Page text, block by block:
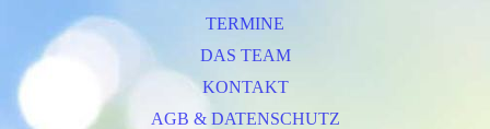
EINZELSTUNDEN
WELPEN
JUNGHUNDE
ALLTAGSTRAINING
TERMINE
DAS TEAM
KONTAKT
AGB & DATENSCHUTZ